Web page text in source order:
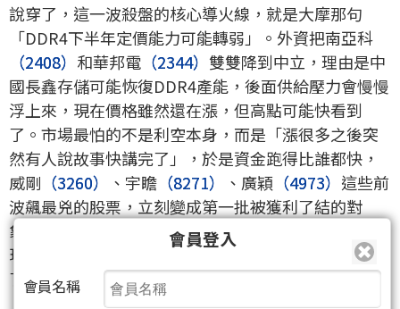
說穿了，這一波殺盤的核心導火線，就是大摩那句
「DDR4下半年定價能力可能轉弱」。外資把南亞科
（2408） 和華邦電 （2344） 雙雙降到中立，理由是中
國長鑫存儲可能恢復DDR4產能，後面供給壓力會慢慢
浮上來，現在價格雖然還在漲，但高點可能快看到
了。市場最怕的不是利空本身，而是「漲很多之後突
然有人說故事快講完了」，於是資金跑得比誰都快，
威剛 （3260） 、宇瞻 （8271） 、廣穎 （4973） 這些前
波飆最兇的股票，立刻變成第一批被獲利了結的對
象。前面漲的時候大家喊AI、喊缺貨、喊超級循環，
現在一跌下來，又瞬間變成「完了完了是不是山頂到
了」，股市情緒切換速度比翻書還快。
會員登入
會員名稱